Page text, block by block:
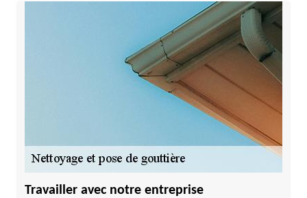
Travailler avec notre entreprise